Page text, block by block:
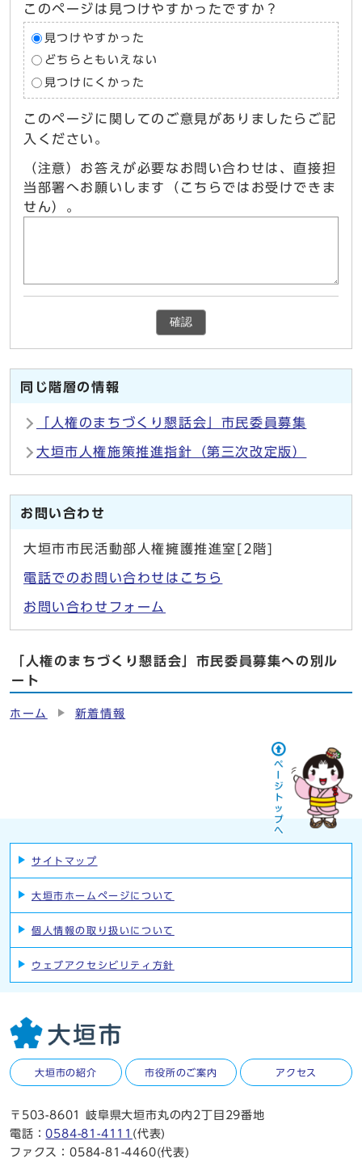
このページは見つけやすかったですか？
見つけやすかった
どちらともいえない
見つけにくかった
このページに関してのご意見がありましたらご記
入ください。
（注意）お答えが必要なお問い合わせは、直接担
当部署へお願いします（こちらではお受けできま
せん）。
確認
同じ階層の情報
「人権のまちづくり懇話会」市民委員募集
大垣市人権施策推進指針（第三次改定版）
お問い合わせ
大垣市市民活動部人権擁護推進室[2階]
電話でのお問い合わせはこちら
お問い合わせフォーム
「人権のまちづくり懇話会」市民委員募集への別ル
ート
ホーム 新着情報
サイトマップ
大垣市ホームページについて
個人情報の取り扱いについて
ウェブアクセシビリティ方針
大垣市の紹介 市役所のご案内 アクセス
〒503-8601 岐阜県大垣市丸の内2丁目29番地
電話：0584-81-4111 (代表)
ファクス：0584-81-4460(代表)